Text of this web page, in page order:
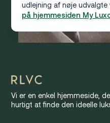
udlejning af nøje udvalgte
på hjemmesiden My
Vi er en enkel hjemmeside,
hurtigt at finde den ideelle